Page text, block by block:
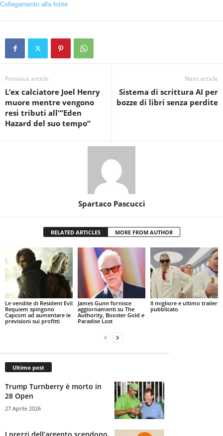
Collegamento alla fonte
Previous article
L’ex calciatore Joel Henry
muore mentre vengono
resi tributi all'”Eden
Hazard del suo tempo”
Next article
Sistema di scrittura AI per
bozze di libri senza perdite
Spartaco Pascucci
RELATED ARTICLES MORE FROM AUTHOR
Le vendite di Resident Evil
Requiem spingono
Capcom ad aumentare le
previsioni sui profitti
James Gunn fornisce
aggiornamenti su The
Authority, Booster Gold e
Paradise Lost
Il migliore e ultimo trailer
pubblicato
Ultimo post
Trump Turnberry è morto in
28 Open
27 Aprile 2026
I prezzi dell’argento scendono